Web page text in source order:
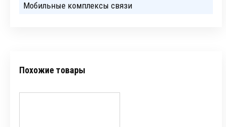
Мобильные комплексы связи
Похожие товары